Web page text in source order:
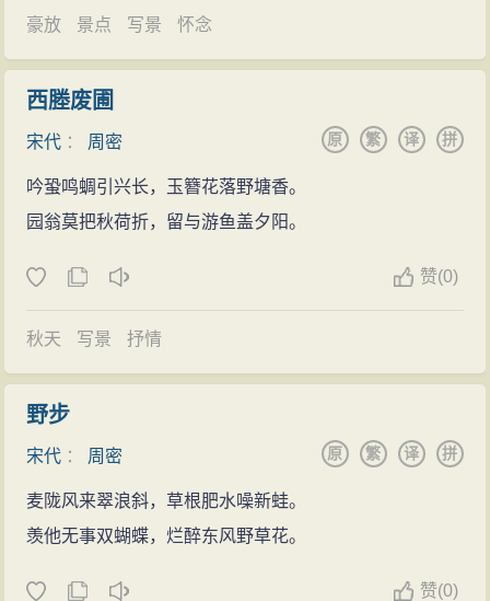
豪放 景点 写景 怀念
西塍废圃
宋代 ： 周密 拼
译
繁
原
吟蛩鸣蜩引兴长，玉簪花落野塘香。
园翁莫把秋荷折，留与游鱼盖夕阳。
赞(0)
秋天 写景 抒情
野步
宋代 ： 周密 拼
译
繁
原
麦陇风来翠浪斜，草根肥水噪新蛙。
羡他无事双蝴蝶，烂醉东风野草花。
赞(0)